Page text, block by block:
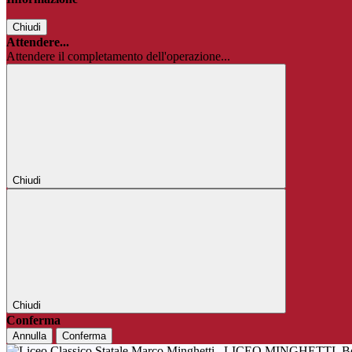
Chiudi
Attendere...
Attendere il completamento dell'operazione...
Chiudi
Chiudi
Conferma
Annulla Conferma